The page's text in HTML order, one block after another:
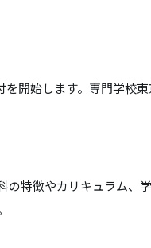
を開始します。専門学校
の特徴やカリキュラム、